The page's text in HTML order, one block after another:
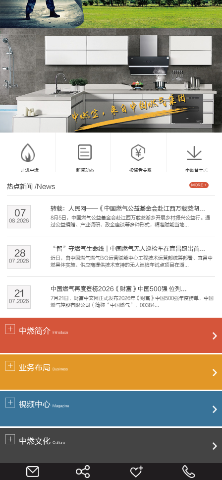
走进中燃 新闻动态 投资者关系 中燃慧生活
热点新闻 /News
转载：人民网——《中国燃气公益基金会赴江西万载茭湖...
8月5日，中国燃气公益基金会赴江西万载茭湖乡开展乡村振兴公益行。通
过公益捐赠、产业调研、政企座谈等多种形式，精准赋能当地...
08.2026
07
“智”守燃气生命线｜中国燃气无人巡检车在宜昌跑出首...
近日，由中国燃气燃气BG运营赋能中心工程技术运营部统筹部署、宜昌中
燃具体实施、供应商提供技术支持的无人巡检车试点项目在湖...
07.2026
28
中国燃气再度登榜2026《财富》中国500强 位列...
7月21日，财富中文网正式发布2026年《财富》中国500强年度榜单，中国
燃气控股有限公司（简称“中国燃气”，00384...
07.2026
21
MORE +
中燃简介 Introduce
业务布局 Business
视频中心 Magazine
中燃文化 Culture